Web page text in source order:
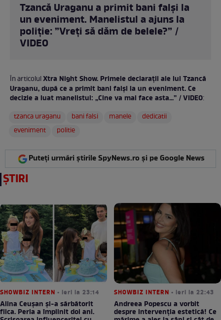
Tzancă Uraganu a primit bani falși la
un eveniment. Manelistul a ajuns la
poliție: ”Vreți să dăm de belele?” /
VIDEO
În articolulXtra Night Show. Primele declarații ale lui Tzancă
Uraganu, după ce a primit bani falși la un eveniment. Ce
decizie a luat manelistul: „Cine va mai face asta...” / VIDEO:
tzanca uraganu
bani falsi manele
dedicatii
eveniment
politie
Puteți urmări știrile SpyNews.ro și pe Google News
ȘTIRI
SHOWBIZ INTERN • ieri la 23:14
Alina Ceușan și-a sărbătorit
fiica. Perla a împlinit doi ani.
SHOWBIZ INTERN • ieri la 22:43
Andreea Popescu a vorbit
despre intervenția estetică! Ce